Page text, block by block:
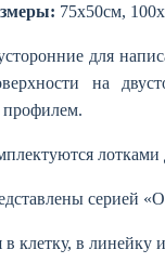
75х50см,
для
на
серией
в клетку, в линейку